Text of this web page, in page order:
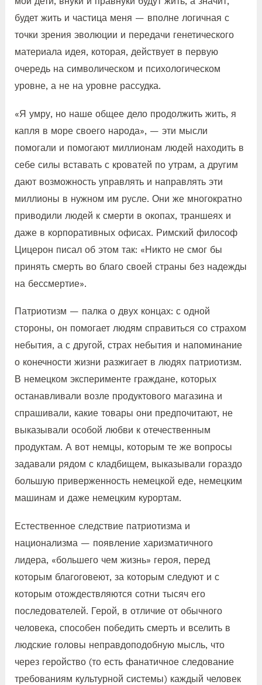
будет жить и частица меня — вполне логичная с
точки зрения эволюции и передачи генетического
материала идея, которая, действует в первую
очередь на символическом и психологическом
уровне, а не на уровне рассудка.
«Я умру, но наше общее дело продолжить жить, я
капля в море своего народа», — эти мысли
помогали и помогают миллионам людей находить в
себе силы вставать с кроватей по утрам, а другим
дают возможность управлять и направлять эти
миллионы в нужном им русле. Они же многократно
приводили людей к смерти в окопах, траншеях и
даже в корпоративных офисах. Римский философ
Цицерон писал об этом так: «Никто не смог бы
принять смерть во благо своей страны без надежды
на бессмертие».
Патриотизм — палка о двух концах: с одной
стороны, он помогает людям справиться со страхом
небытия, а с другой, страх небытия и напоминание
о конечности жизни разжигает в людях патриотизм.
В немецком эксперименте граждане, которых
останавливали возле продуктового магазина и
спрашивали, какие товары они предпочитают, не
выказывали особой любви к отечественным
продуктам. А вот немцы, которым те же вопросы
задавали рядом с кладбищем, выказывали гораздо
большую приверженность немецкой еде, немецким
машинам и даже немецким курортам.
Естественное следствие патриотизма и
национализма — появление харизматичного
лидера, «большего чем жизнь» героя, перед
которым благоговеют, за которым следуют и с
которым отождествляются сотни тысяч его
последователей. Герой, в отличие от обычного
человека, способен победить смерть и вселить в
людские головы неправдоподобную мысль, что
через геройство (то есть фанатичное следование
требованиям культурной системы) каждый человек